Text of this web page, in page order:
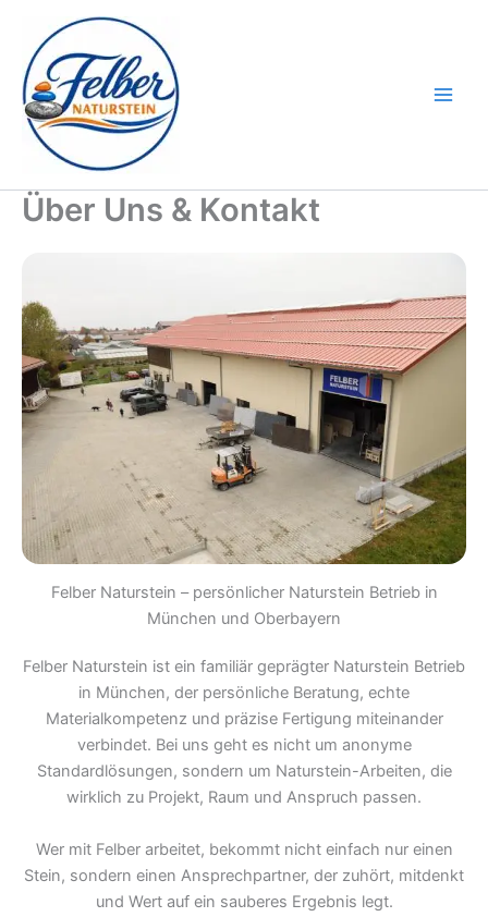
springen
Über Uns & Kontakt
Felber Naturstein – persönlicher Naturstein Betrieb in
München und Oberbayern
Felber Naturstein ist ein familiär geprägter Naturstein Betrieb
in München, der persönliche Beratung, echte
Materialkompetenz und präzise Fertigung miteinander
verbindet. Bei uns geht es nicht um anonyme
Standardlösungen, sondern um Naturstein-Arbeiten, die
wirklich zu Projekt, Raum und Anspruch passen.
Wer mit Felber arbeitet, bekommt nicht einfach nur einen
Stein, sondern einen Ansprechpartner, der zuhört, mitdenkt
und Wert auf ein sauberes Ergebnis legt.